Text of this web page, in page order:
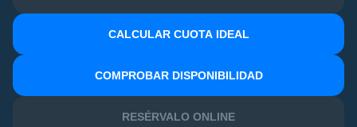
CALCULAR CUOTA IDEAL
COMPROBAR DISPONIBILIDAD
RESÉRVALO ONLINE